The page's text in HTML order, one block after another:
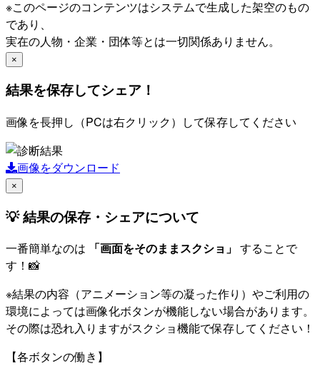
※このページのコンテンツはシステムで生成した架空のもの
であり、
実在の人物・企業・団体等とは一切関係ありません。
×
結果を保存してシェア！
画像を長押し（PCは右クリック）して保存してください
画像をダウンロード
×
💡 結果の保存・シェアについて
一番簡単なのは 「画面をそのままスクショ」 することで
す！📸
※結果の内容（アニメーション等の凝った作り）やご利用の
環境によっては画像化ボタンが機能しない場合があります。
その際は恐れ入りますがスクショ機能で保存してください！
【各ボタンの働き】